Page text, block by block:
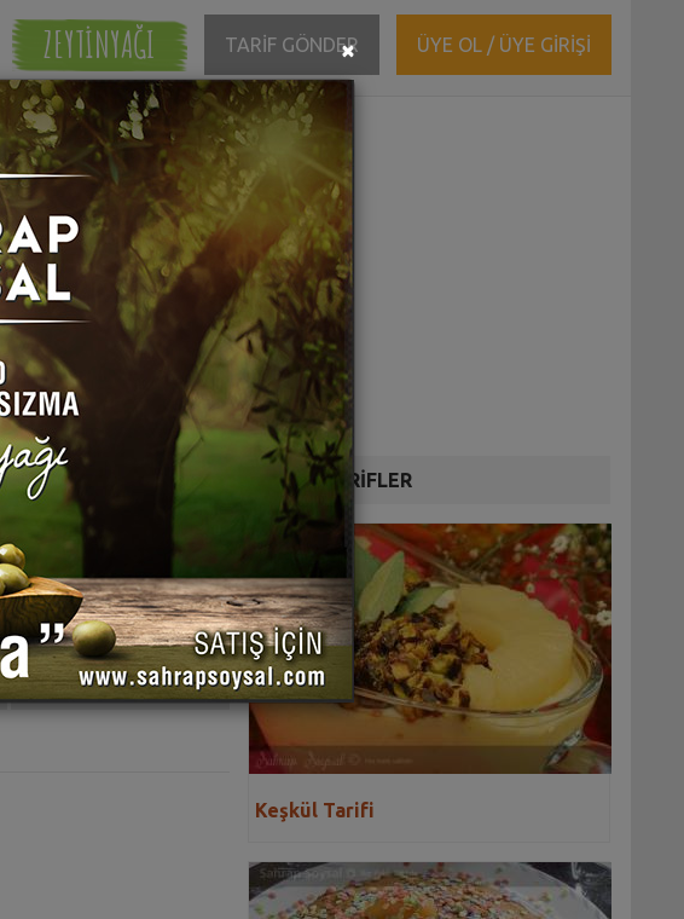
ZEYTİNYAĞI TARİF GÖNDER ÜYE OL / ÜYE GİRİŞİ
TARİFİ YAZDIR
DİĞER TARİFLER
Keşkül Tarifi
×Close